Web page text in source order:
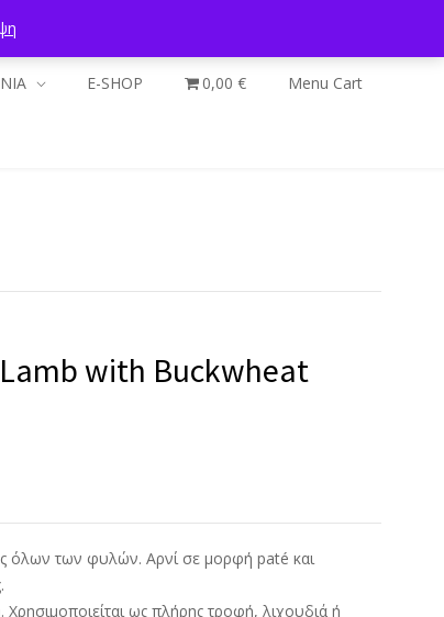
E-SHOP 0,00 € Menu Cart
with Buckwheat
όλων των φυλών. Αρνί σε μορφή paté και
ως πλήρης τροφή, λιχουδιά ή